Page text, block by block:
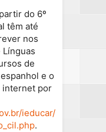
do 6º
têm até
nos
de
e o
internet por
ieducar/
.